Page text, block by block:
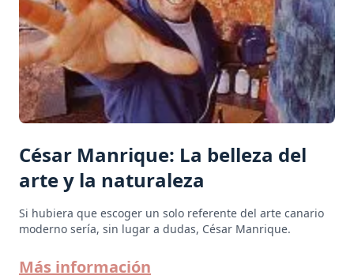
César Manrique: La belleza del
arte y la naturaleza
Si hubiera que escoger un solo referente del arte canario
moderno sería, sin lugar a dudas, César Manrique.
Más información